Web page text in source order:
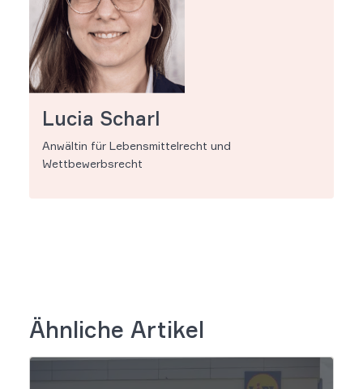
Lucia Scharl
Anwältin für Lebensmittelrecht und
Wettbewerbsrecht
Ähnliche Artikel